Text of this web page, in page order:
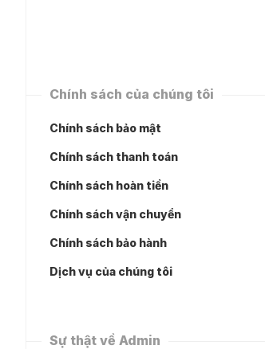
Chính sách của chúng tôi
Chính sách bảo mật
Chính sách thanh toán
Chính sách hoàn tiền
Chính sách vận chuyển
Chính sách bảo hành
Dịch vụ của chúng tôi
Sự thật về Admin